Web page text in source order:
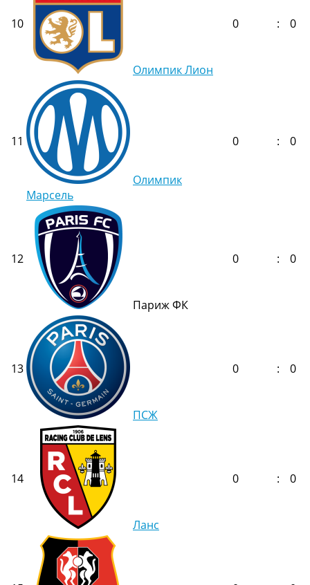
10
Олимпик Лион
0 : 0
11
Олимпик
Марсель
0 : 0
12
Париж ФК
0 : 0
13
ПСЖ
0 : 0
14
Ланс
0 : 0